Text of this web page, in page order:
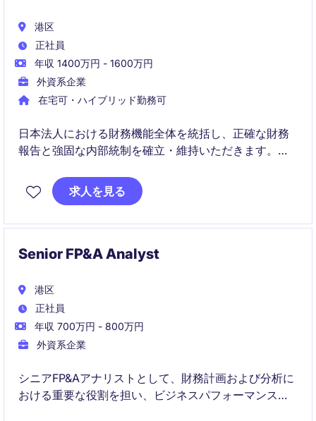
港区
正社員
年収 1400万円 - 1600万円
外資系企業
在宅可・ハイブリッド勤務可
日本法人における財務機能全体を統括し、正確な財務
報告と強固な内部統制を確立・維持いただきます。
あわせて、業務プロセス改善やトランスフォーメーシ
ョンを推進し、経営陣の意思決定を支援する重要な役
求人を見る
Senior FP&A Analyst
港区
正社員
年収 700万円 - 800万円
外資系企業
シニアFP&Aアナリストとして、財務計画および分析に
おける重要な役割を担い、ビジネスパフォーマンスの